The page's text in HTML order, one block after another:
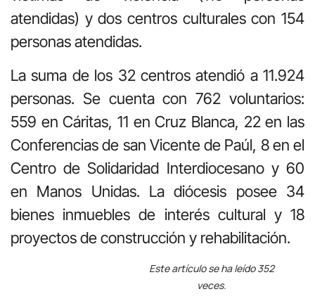
atendidas) y dos centros culturales con 154
personas atendidas.
La suma de los 32 centros atendió a 11.924
personas. Se cuenta con 762 voluntarios:
559 en Cáritas, 11 en Cruz Blanca, 22 en las
Conferencias de san Vicente de Paúl, 8 en el
Centro de Solidaridad Interdiocesano y 60
en Manos Unidas. La diócesis posee 34
bienes inmuebles de interés cultural y 18
proyectos de construcción y rehabilitación.
Este artículo se ha leído 352
veces.